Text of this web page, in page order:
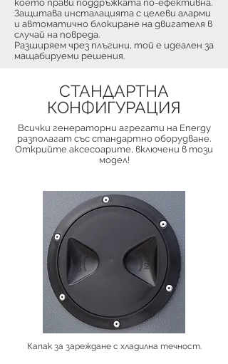
което прави поддръжката по-ефективна.
Защитава инсталацията с целеви аларми
и автоматично блокиране на двигателя в
случай на повреда.
Разширяем чрез плъгини, той е идеален за
мащабируеми решения.
СТАНДАРТНА
КОНФИГУРАЦИЯ
Всички генераторни агрегати на Energy
разполагат със стандартно оборудване.
Открийте аксесоарите, включени в този
модел!
Капак за зареждане с хладилна течност.